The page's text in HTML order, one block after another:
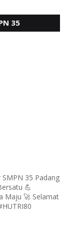
35
35 Padang
💪
Maju 🚀 Selamat